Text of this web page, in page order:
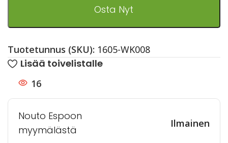
Osta Nyt
Tuotetunnus (SKU): 1605-WK008
Lisää toivelistalle
16
Nouto Espoon
myymälästä
Ilmainen